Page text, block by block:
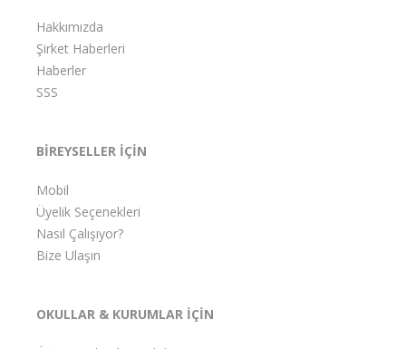
Hakkımızda
Şirket Haberleri
Haberler
SSS
BİREYSELLER İÇİN
Mobil
Üyelik Seçenekleri
Nasıl Çalışıyor?
Bize Ulaşın
OKULLAR & KURUMLAR İÇİN